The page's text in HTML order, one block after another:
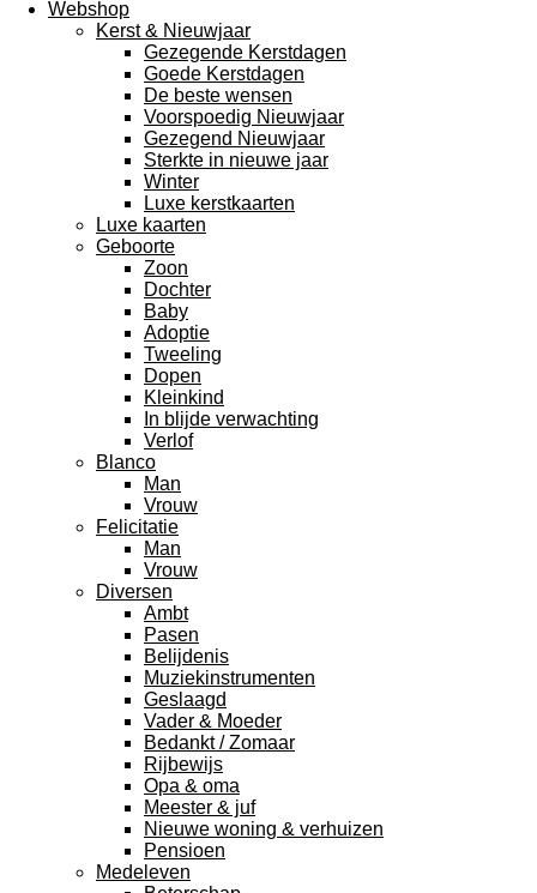
Webshop
Kerst & Nieuwjaar
Gezegende Kerstdagen
Goede Kerstdagen
De beste wensen
Voorspoedig Nieuwjaar
Gezegend Nieuwjaar
Sterkte in nieuwe jaar
Winter
Luxe kerstkaarten
Luxe kaarten
Geboorte
Zoon
Dochter
Baby
Adoptie
Tweeling
Dopen
Kleinkind
In blijde verwachting
Verlof
Blanco
Man
Vrouw
Felicitatie
Man
Vrouw
Diversen
Ambt
Pasen
Belijdenis
Muziekinstrumenten
Geslaagd
Vader & Moeder
Bedankt / Zomaar
Rijbewijs
Opa & oma
Meester & juf
Nieuwe woning & verhuizen
Pensioen
Medeleven